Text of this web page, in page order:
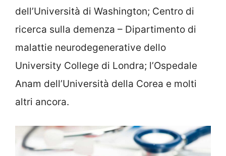
dell’Università di Washington; Centro di
ricerca sulla demenza – Dipartimento di
malattie neurodegenerative dello
University College di Londra; l’Ospedale
Anam dell’Università della Corea e molti
altri ancora.